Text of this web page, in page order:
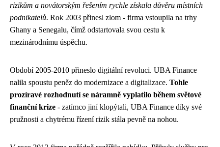
rizikům a novátorským řešením rychle získala důvěru místních
podnikatelů. Rok 2003 přinesl zlom - firma vstoupila na trhy
Ghany a Senegalu, čímž odstartovala svou cestu k
mezinárodnímu úspěchu.
Období 2005-2010 přineslo digitální revoluci. UBA Finance
nalila spoustu peněz do modernizace a digitalizace. Tohle
prozíravé rozhodnutí se náramně vyplatilo během světové
finanční krize - zatímco jiní klopýtali, UBA Finance díky své
pružnosti a chytrému řízení rizik stála pevně na nohou.